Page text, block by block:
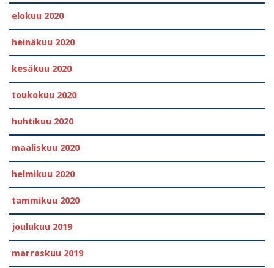
elokuu 2020
heinäkuu 2020
kesäkuu 2020
toukokuu 2020
huhtikuu 2020
maaliskuu 2020
helmikuu 2020
tammikuu 2020
joulukuu 2019
marraskuu 2019